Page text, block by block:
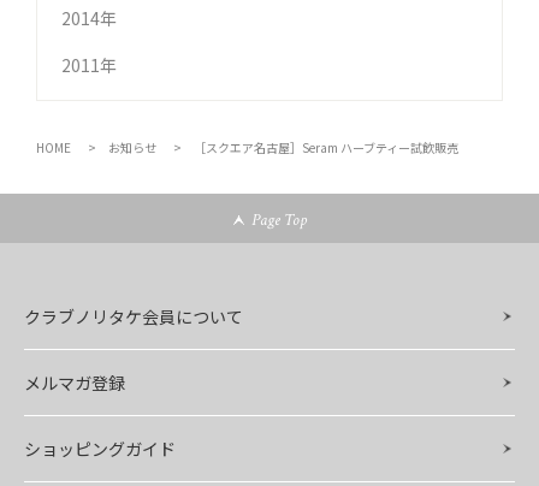
2014年
2011年
HOME お知らせ ［スクエア名古屋］Seram ハーブティー試飲販売
Page Top
クラブノリタケ会員について
メルマガ登録
ショッピングガイド